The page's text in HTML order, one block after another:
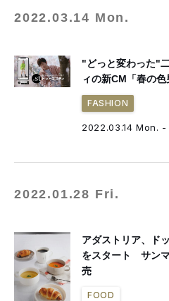
2022.03.14 Mon.
"どっと変わった"
ィの新CM「春の色
FASHION
2022.03.14 Mon. -
2022.01.28 Fri.
アダストリア、ド
をスタート サン
売
FOOD